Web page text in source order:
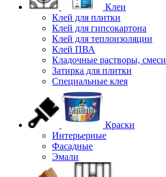
Клеи
Клей для плитки
Клей для гипсокартона
Клей для теплоизоляции
Клей ПВА
Кладочные растворы, смеси
Затирка для плитки
Специальные клея
Краски
Интерьерные
Фасадные
Эмали